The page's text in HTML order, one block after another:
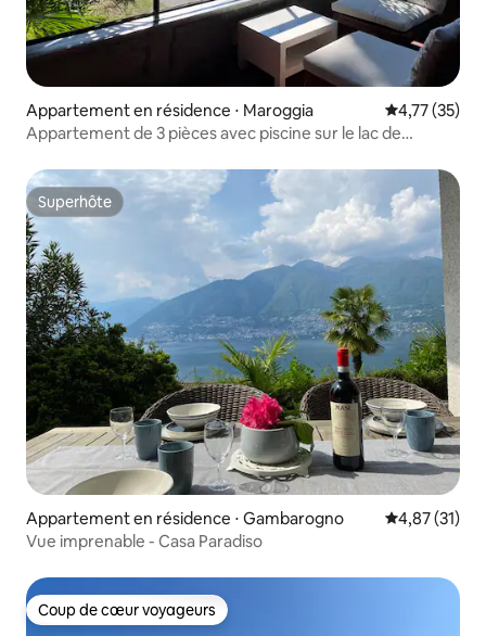
Appartement en résidence ⋅ Maroggia Évaluation
4,77 (35)
Appartement de 3 pièces avec piscine sur le lac de
Superhôte
Superhôte
Appartement en résidence ⋅ Gambarogno Évaluation
4,87 (31)
Vue imprenable - Casa Paradiso
Coup de cœur voyageurs
Coup de cœur voyageurs